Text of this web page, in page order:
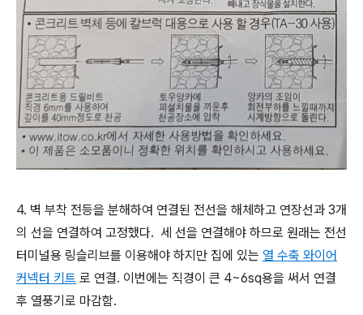
4. 벽 부착 전등을 분해하여 연결된 전선을 해체하고 연장선과 3개
의 선을 연결하여 고정했다. 세 선을 연결해야 하므로 원래는 전선
터미널용 링슬리브를 이용해야 하지만 집에 있는 열 수축 와이어
커넥터 키트 로 연결. 이번에는 직경이 큰 4~6sq용을 써서 연결
후 열풍기로 마감함.